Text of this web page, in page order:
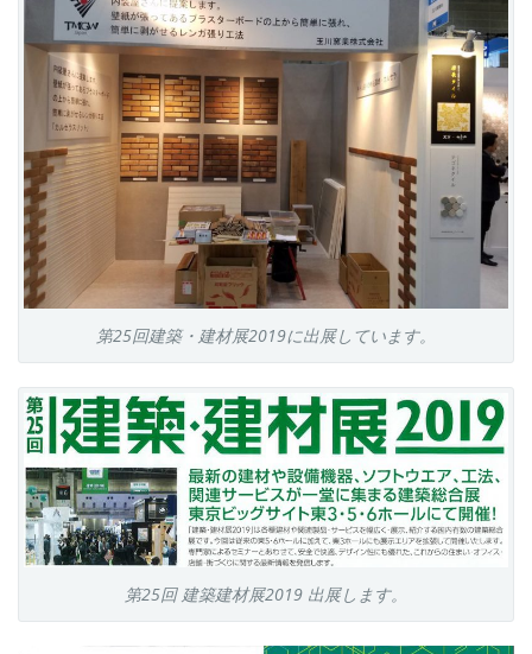
第25回建築・建材展2019に出展しています。
第25回 建築建材展2019 出展します。